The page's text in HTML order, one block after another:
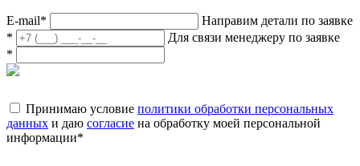
E-mail*
Направим детали по заявке
*
Для связи менеджеру по заявке
*
Принимаю условие политики обработки персональных
данных и даю согласие на обработку моей персональной
информации*